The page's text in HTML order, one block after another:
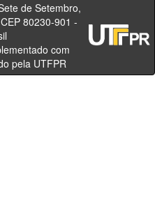
Setembro,
80230-901 -
- Brasil
com
pela UTFPR